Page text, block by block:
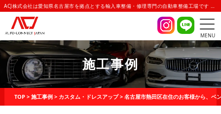
ACJ株式会社は愛知県名古屋市を拠点とする輸入車整備・修理専門の自動車整備工場です | AUTO CONNECT JAPAN(オートコネクトジャパン)
MENU
施工事例
TOP> 施工事例> カスタム・ドレスアップ> 名古屋市熱田区在住のお客様から、ベ